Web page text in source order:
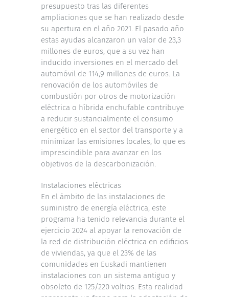
presupuesto tras las diferentes
ampliaciones que se han realizado desde
su apertura en el año 2021. El pasado año
estas ayudas alcanzaron un valor de 23,3
millones de euros, que a su vez han
inducido inversiones en el mercado del
automóvil de 114,9 millones de euros. La
renovación de los automóviles de
combustión por otros de motorización
eléctrica o híbrida enchufable contribuye
a reducir sustancialmente el consumo
energético en el sector del transporte y a
minimizar las emisiones locales, lo que es
imprescindible para avanzar en los
objetivos de la descarbonización.
Instalaciones eléctricas
En el ámbito de las instalaciones de
suministro de energía eléctrica, este
programa ha tenido relevancia durante el
ejercicio 2024 al apoyar la renovación de
la red de distribución eléctrica en edificios
de viviendas, ya que el 23% de las
comunidades en Euskadi mantienen
instalaciones con un sistema antiguo y
obsoleto de 125/220 voltios. Esta realidad